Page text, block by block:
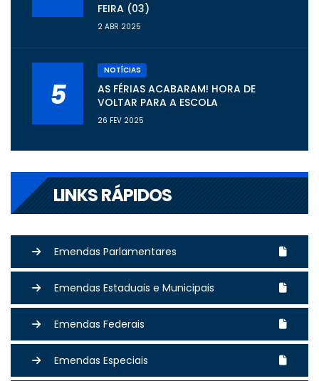
FEIRA (03)
2 ABR 2025
5
NOTÍCIAS
AS FÉRIAS ACABARAM! HORA DE
VOLTAR PARA A ESCOLA
26 FEV 2025
LINKS RÁPIDOS
Emendas Parlamentares
Emendas Estaduais e Municipais
Emendas Federais
Emendas Especiais